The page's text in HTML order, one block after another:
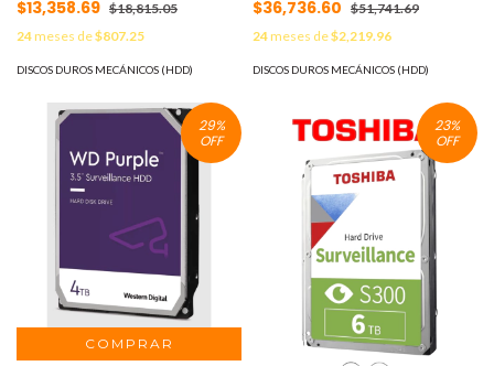
512n HDD MOD: 4XB7B01770
$13,358.69 $18,815.05
24meses de$807.25
DISCOS DUROS MECÁNICOS (HDD)
Compatible con Storage
DELL ME5012 MOD: 87970473
$36,736.60 $51,741.69
24meses de$2,219.96
DISCOS DUROS MECÁNICOS (HDD)
29%
OFF
23%
OFF